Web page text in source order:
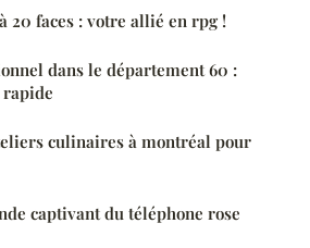
20 faces : votre allié en rpg !
dans le département 60 :
culinaires à montréal pour
captivant du téléphone rose